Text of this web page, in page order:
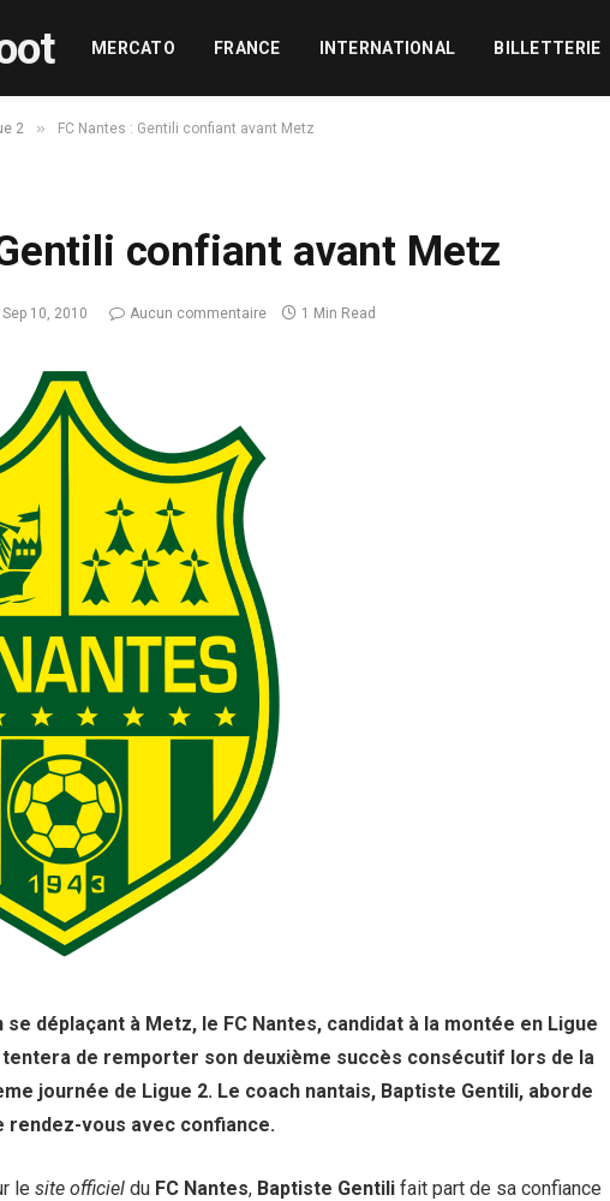
MERCATO FRANCE INTERNATIONAL BILLETTERIE
2 » FC Nantes : Gentili confiant avant Metz
confiant avant Metz
Sep 10, 2010 Aucun commentaire 1 Min Read
se déplaçant à Metz, le FC Nantes, candidat à la montée en Ligue
tentera de remporter son deuxième succès consécutif lors de la
journée de Ligue 2. Le coach nantais, Baptiste Gentili, aborde
rendez-vous avec confiance.
le site officiel du FC Nantes, Baptiste Gentili fait part de sa confiance